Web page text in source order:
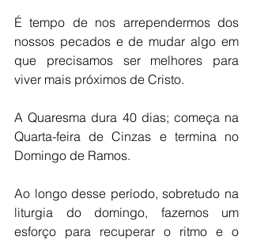
É tempo de nos arrependermos dos
nossos pecados e de mudar algo em
que precisamos ser melhores para
viver mais próximos de Cristo.
A Quaresma dura 40 dias; começa na
Quarta-feira de Cinzas e termina no
Domingo de Ramos.
Ao longo desse período, sobretudo na
liturgia do domingo, fazemos um
esforço para recuperar o ritmo e o